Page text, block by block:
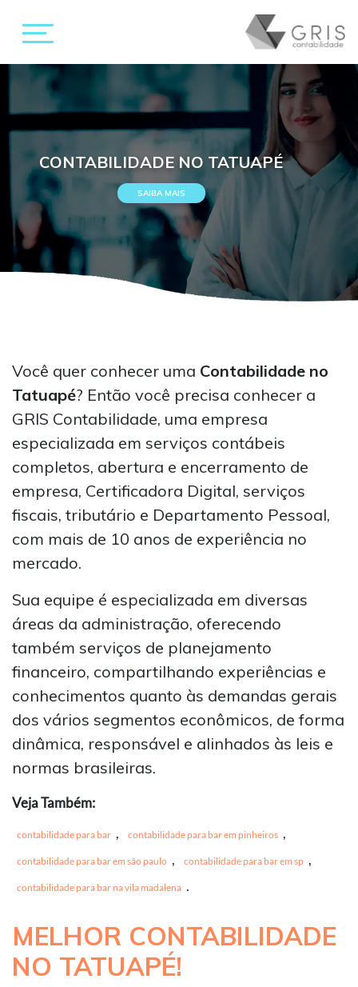
CONTABILIDADE NO TATUAPÉ
SAIBA MAIS
Você quer conhecer uma Contabilidade no
Tatuapé? Então você precisa conhecer a
GRIS Contabilidade, uma empresa
especializada em serviços contábeis
completos, abertura e encerramento de
empresa, Certificadora Digital, serviços
fiscais, tributário e Departamento Pessoal,
com mais de 10 anos de experiência no
mercado.
Sua equipe é especializada em diversas
áreas da administração, oferecendo
também serviços de planejamento
financeiro, compartilhando experiências e
conhecimentos quanto às demandas gerais
dos vários segmentos econômicos, de forma
dinâmica, responsável e alinhados às leis e
normas brasileiras.
Veja Também:
contabilidade para bar , contabilidade para bar em pinheiros ,
contabilidade para bar em são paulo , contabilidade para bar em sp ,
contabilidade para bar na vila madalena .
MELHOR CONTABILIDADE
NO TATUAPÉ!